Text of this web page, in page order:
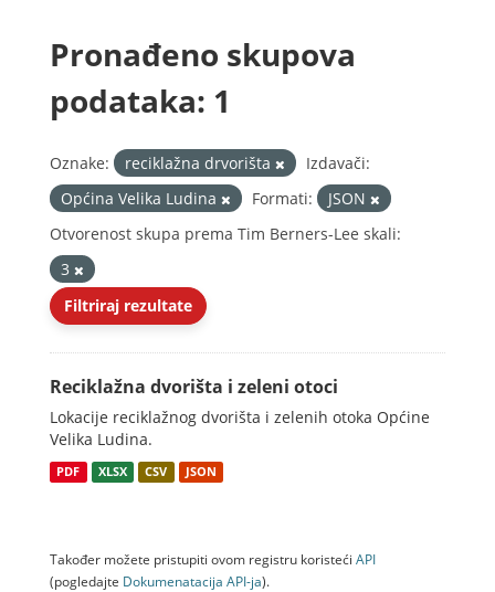
Pronađeno skupova
podataka: 1
Oznake: reciklažna drvorišta
Izdavači:
Općina Velika Ludina
Formati:
JSON
Otvorenost skupa prema Tim Berners-Lee skali:
3
Filtriraj rezultate
Reciklažna dvorišta i zeleni otoci
Lokacije reciklažnog dvorišta i zelenih otoka Općine
Velika Ludina.
PDF XLSX CSV JSON
Također možete pristupiti ovom registru koristeći API
(pogledajte Dokumenаtаcijа API-jа).